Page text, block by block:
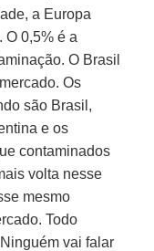
a Europa
O 0,5% é a
O Brasil
Os
são Brasil,
e os
contaminados
volta nesse
mesmo
Todo
vai falar